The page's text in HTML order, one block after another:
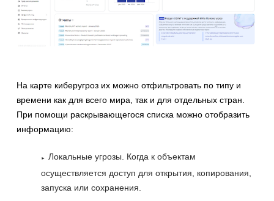
На карте киберугроз их можно отфильтровать по типу и
времени как для всего мира, так и для отдельных стран.
При помощи раскрывающегося списка можно отобразить
информацию:
Локальные угрозы. Когда к объектам
осуществляется доступ для открытия, копирования,
запуска или сохранения.